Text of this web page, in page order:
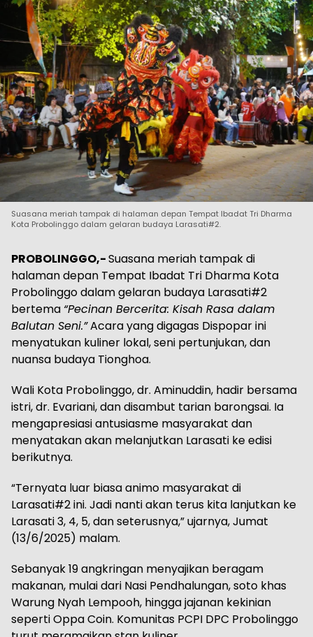
Suasana meriah tampak di halaman depan Tempat Ibadat Tri Dharma
Kota Probolinggo dalam gelaran budaya Larasati#2.
PROBOLINGGO,-Suasana meriah tampak di
halaman depan Tempat Ibadat Tri Dharma Kota
Probolinggo dalam gelaran budaya Larasati#2
bertema “Pecinan Bercerita: Kisah Rasa dalam
Balutan Seni.”Acara yang digagas Dispopar ini
menyatukan kuliner lokal, seni pertunjukan, dan
nuansa budaya Tionghoa.
Wali Kota Probolinggo, dr. Aminuddin, hadir bersama
istri, dr. Evariani, dan disambut tarian barongsai. Ia
mengapresiasi antusiasme masyarakat dan
menyatakan akan melanjutkan Larasati ke edisi
berikutnya.
“Ternyata luar biasa animo masyarakat di
Larasati#2 ini. Jadi nanti akan terus kita lanjutkan ke
Larasati 3, 4, 5, dan seterusnya,” ujarnya, Jumat
(13/6/2025) malam.
Sebanyak 19 angkringan menyajikan beragam
makanan, mulai dari Nasi Pendhalungan, soto khas
Warung Nyah Lempooh, hingga jajanan kekinian
seperti Oppa Coin. Komunitas PCPI DPC Probolinggo